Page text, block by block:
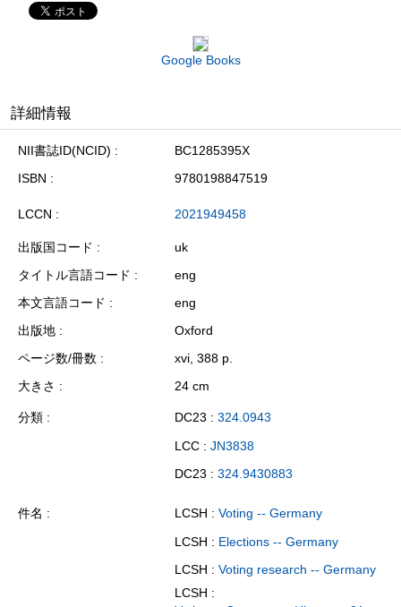
Google Books
詳細情報
NII書誌ID(NCID)
BC1285395X
ISBN
9780198847519
LCCN 2021949458
出版国コード
uk
タイトル言語コード
eng
本文言語コード
eng
出版地
Oxford
ページ数/冊数
xvi, 388 p.
大きさ
24 cm
分類 DC23 : 324.0943
LCC : JN3838
DC23 : 324.9430883
件名 LCSH : Voting -- Germany
LCSH : Elections -- Germany
LCSH : Voting research -- Germany
LCSH :